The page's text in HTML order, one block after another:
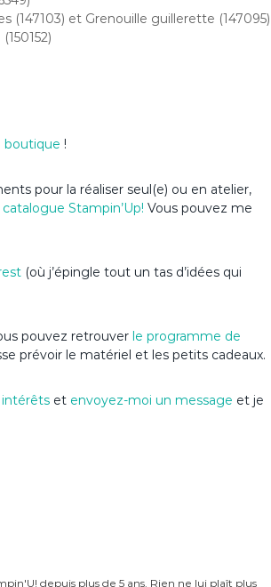
(147103) et Grenouille guillerette (147095)
boutique !
pour la réaliser seul(e) ou en atelier,
catalogue Stampin’Up! Vous pouvez me
(où j’épingle tout un tas d’idées qui
pouvez retrouver le programme de
prévoir le matériel et les petits cadeaux.
et envoyez-moi un message et je
depuis plus de 5 ans. Rien ne lui plaît plus